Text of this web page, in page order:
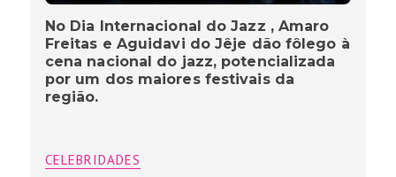
No Dia Internacional do Jazz , Amaro
Freitas e Aguidavi do Jêje dão fôlego à
cena nacional do jazz, potencializada
por um dos maiores festivais da
região.
CELEBRIDADES